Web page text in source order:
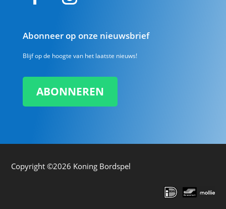
Abonneer op onze nieuwsbrief
Blijf op de hoogte van het laatste nieuws!
ABONNEREN
Copyright ©2026 Koning Bordspel